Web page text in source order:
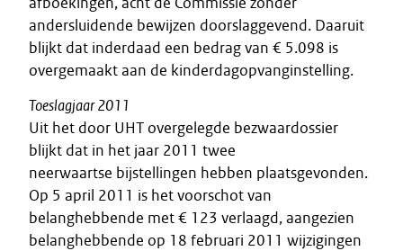
andersluidende bewijzen doorslaggevend. Daaruit
blijkt dat inderdaad een bedrag van € 5.098 is
overgemaakt aan de kinderdagopvanginstelling.
Toeslagjaar 2011
Uit het door UHT overgelegde bezwaardossier
blijkt dat in het jaar 2011 twee
neerwaartse bijstellingen hebben plaatsgevonden.
Op 5 april 2011 is het voorschot van
belanghebbende met € 123 verlaagd, aangezien
belanghebbende op 18 februari 2011 wijzigingen